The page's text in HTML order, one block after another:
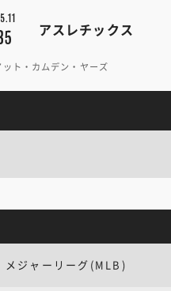
アスレチックス
ト・カムデン・ヤーズ
メジャーリーグ(MLB)